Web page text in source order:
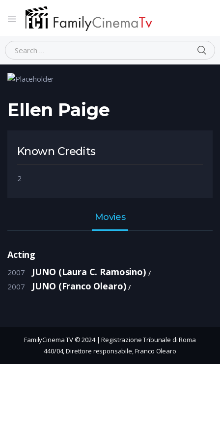
Home Person Ellen Paige
Ellen Paige
Known Credits
2
Movies
Acting
2007 JUNO (Laura C. Ramosino)
2007 JUNO (Franco Olearo)
FamilyCinema TV © 2024 | Registrazione Tribunale di Roma
440/04, Direttore responsabile, Franco Olearo